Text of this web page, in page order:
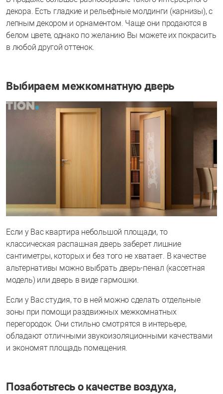
декора. Есть гладкие и рельефные молдинги (карнизы), с
лепным декором и орнаментом. Чаще они продаются в
белом цвете, однако по желанию Вы можете их покрасить
в любой другой оттенок.
Выбираем межкомнатную дверь
Если у Вас квартира небольшой площади, то
классическая распашная дверь заберет лишние
сантиметры, которых и без того не хватает. В качестве
альтернативы можно выбрать дверь-пенал (кассетная
модель) или дверь в виде гармошки.
Если у Вас студия, то в ней можно сделать отдельные
зоны при помощи раздвижных межкомнатных
перегородок. Они стильно смотрятся в интерьере,
обладают отличными звукоизоляционными качествами
и экономят площадь помещения.
Позаботьтесь о качестве воздуха,